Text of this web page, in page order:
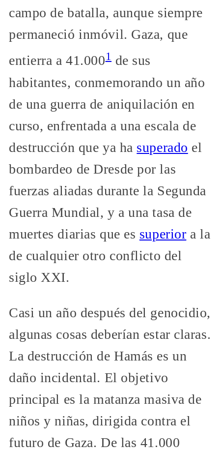
campo de batalla, aunque siempre
permaneció inmóvil. Gaza, que
entierra a 41.0001de sus
habitantes, conmemorando un año
de una guerra de aniquilación en
curso, enfrentada a una escala de
destrucción que ya ha superado el
bombardeo de Dresde por las
fuerzas aliadas durante la Segunda
Guerra Mundial, y a una tasa de
muertes diarias que es superior a la
de cualquier otro conflicto del
siglo XXI.
Casi un año después del genocidio,
algunas cosas deberían estar claras.
La destrucción de Hamás es un
daño incidental. El objetivo
principal es la matanza masiva de
niños y niñas, dirigida contra el
futuro de Gaza. De las 41.000